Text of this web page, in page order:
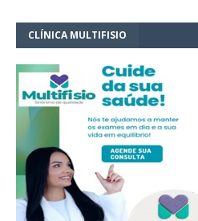
CLÍNICA MULTIFISIO